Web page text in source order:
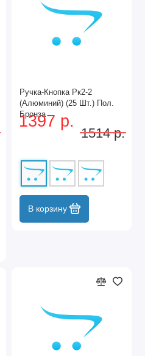
Ручка-Кнопка Рк2-2
(Алюминий) (25 Шт.) Пол.
Бронза
1397 р.
1514 р.
В корзину